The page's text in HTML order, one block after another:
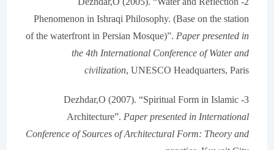
Phenomenon in Ishraqi Philosophy. (Base on the station
of the waterfront in Persian Mosque)”.Paper presented in
the 4th International Conference of Water and
civilization, UNESCO Headquarters, Paris
3- Dezhdar,O (2007). “Spiritual Form in Islamic
Architecture”.Paper presented in International
Conference of Sources of Architectural Form: Theory and